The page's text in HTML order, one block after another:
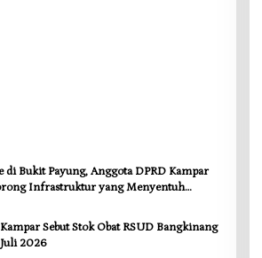
di Bukit Payung, Anggota DPRD Kampar
Infrastruktur yang Menyentuh
Sebut Stok Obat RSUD Bangkinang
2026